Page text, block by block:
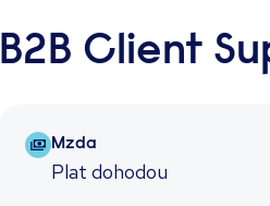
B2B Client
Salary Package
Mzda
Plat dohodou